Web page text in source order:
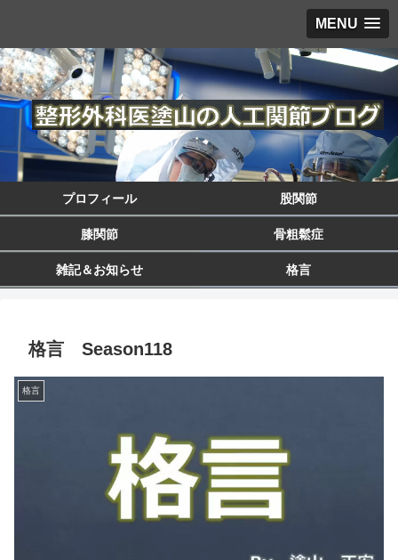
MENU
プロフィール 股関節
膝関節 骨粗鬆症
雑記＆お知らせ 格言
格言 Season118
格言